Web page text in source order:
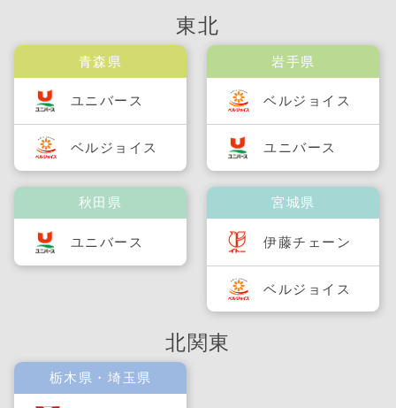
東北
青森県
ユニバース
ベルジョイス
秋田県
ユニバース
岩手県
ベルジョイス
ユニバース
宮城県
伊藤チェーン
ベルジョイス
北関東
栃木県・埼玉県